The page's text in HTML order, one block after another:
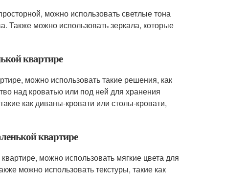
можно использовать светлые тона
Также можно использовать зеркала, которые
квартире
можно использовать такие решения, как
над кроватью или под ней для хранения
как диваны-кровати или столы-кровати,
квартире
можно использовать мягкие цвета для
можно использовать текстуры, такие как